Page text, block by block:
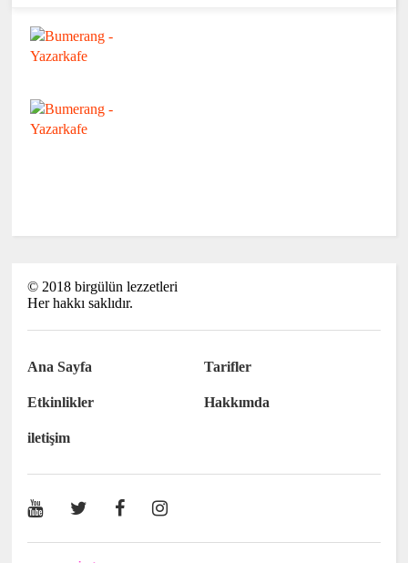
© 2018 birgülün lezzetleri
Her hakkı saklıdır.
Ana Sayfa Tarifler
Etkinlikler Hakkımda
iletişim